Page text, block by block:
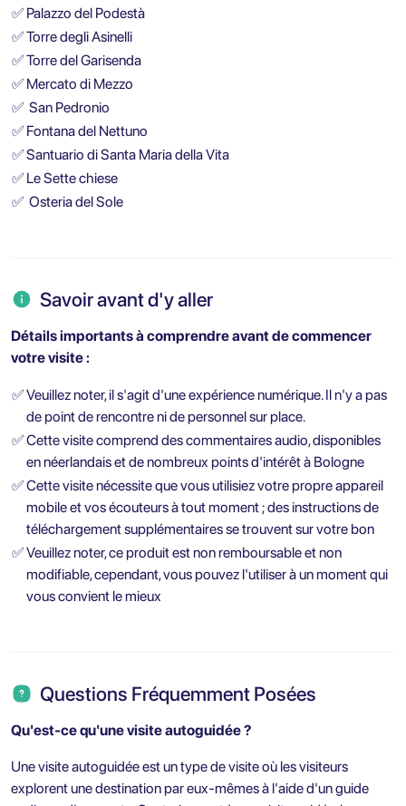
✅ Palazzo del Podestà
✅Torre degli Asinelli
✅Torre del Garisenda
✅ Mercato di Mezzo
✅ San Pedronio
✅ Fontana del Nettuno
✅Santuario di Santa Maria della Vita
✅ Le Sette chiese
✅ Osteria del Sole
Savoir avant d'y aller
Détails importants à comprendre avant de commencer
votre visite :
✅Veuillez noter, il s'agit d'une expérience numérique. Il n'y a pas
de point de rencontre ni de personnel sur place.
✅Cette visite comprend des commentaires audio, disponibles
en néerlandais et de nombreux points d'intérêt à Bologne
✅Cette visite nécessite que vous utilisiez votre propre appareil
mobile et vos écouteurs à tout moment ; des instructions de
téléchargement supplémentaires se trouvent sur votre bon
✅Veuillez noter, ce produit est non remboursable et non
modifiable, cependant, vous pouvez l'utiliser à un moment qui
vous convient le mieux
Questions Fréquemment Posées
Qu'est-ce qu'une visite autoguidée ?
Une visite autoguidée est un type de visite où les visiteurs
explorent une destination par eux-mêmes à l'aide d'un guide